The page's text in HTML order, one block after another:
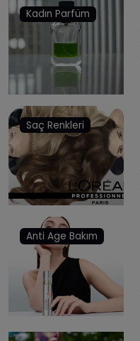
Kadın Parfüm
Saç Renkleri
Anti Age Bakım